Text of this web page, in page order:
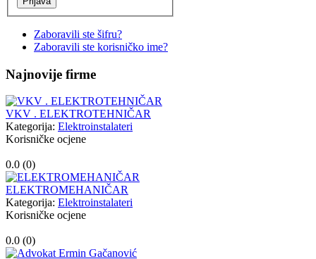
Zaboravili ste šifru?
Zaboravili ste korisničko ime?
Najnovije firme
VKV . ELEKTROTEHNIČAR
Kategorija: Elektroinstalateri
Korisničke ocjene
0.0 (0)
ELEKTROMEHANIČAR
Kategorija: Elektroinstalateri
Korisničke ocjene
0.0 (0)